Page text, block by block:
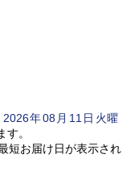
2026年08 月 11 日火曜
す。
短お届け日が表示され